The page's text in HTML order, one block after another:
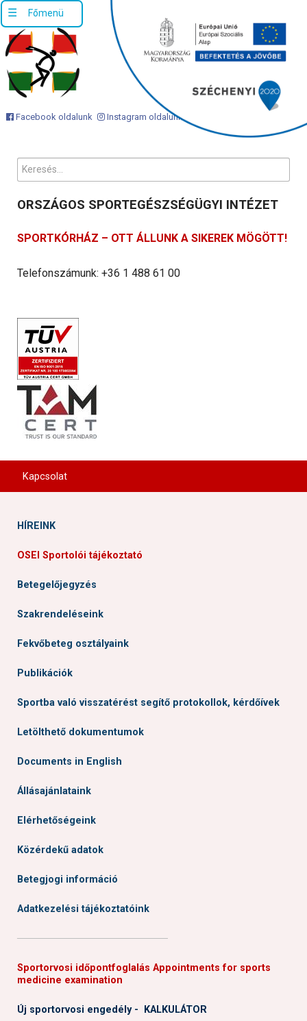
Facebook oldalunk Instagram oldalunk
Keresés...
ORSZÁGOS SPORTEGÉSZSÉGÜGYI INTÉZET
SPORTKÓRHÁZ – OTT ÁLLUNK A SIKEREK MÖGÖTT!
Telefonszámunk: +36 1 488 61 00
Kapcsolat
HÍREINK
OSEI Sportolói tájékoztató
Betegelőjegyzés
Szakrendeléseink
Fekvőbeteg osztályaink
Publikációk
Sportba való visszatérést segítő protokollok, kérdőívek
Letölthető dokumentumok
Documents in English
Állásajánlataink
Elérhetőségeink
Közérdekű adatok
Betegjogi információ
Adatkezelési tájékoztatóink
──────────────────────
Sportorvosi időpontfoglalás Appointments for sports
medicine examination
Új sportorvosi engedély - KALKULÁTOR